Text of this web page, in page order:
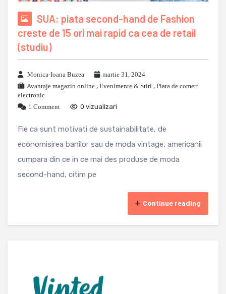
SUA: piata second-hand de Fashion
creste de 15 ori mai rapid ca cea de retail
(studiu)
Monica-Ioana Buzea
martie 31, 2024
Avantaje magazin online , Evenimente & Stiri , Piata de comert
electronic
1 Comment
0 vizualizari
Fie ca sunt motivati de sustainabilitate, de
economisirea banilor sau de moda vintage, americanii
cumpara din ce in ce mai des produse de moda
second-hand, citim pe
Continue reading